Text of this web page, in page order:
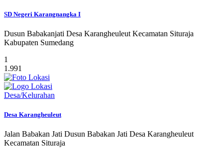
SD Negeri Karangnangka I
Dusun Babakanjati Desa Karangheuleut Kecamatan Situraja
Kabupaten Sumedang
1
1.991
Desa/Kelurahan
Desa Karangheuleut
Jalan Babakan Jati Dusun Babakan Jati Desa Karangheuleut
Kecamatan Situraja